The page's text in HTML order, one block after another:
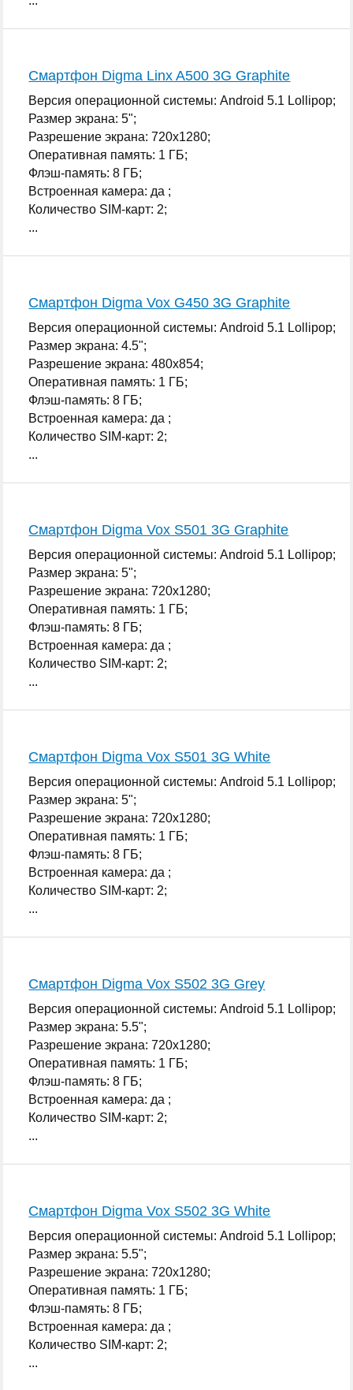
Смартфон Digma Linx A500 3G Graphite
Версия операционной системы: Android 5.1 Lollipop;
Размер экрана: 5";
Разрешение экрана: 720x1280;
Оперативная память: 1 ГБ;
Флэш-память: 8 ГБ;
Встроенная камера: да ;
Количество SIM-карт: 2;
...
Смартфон Digma Vox G450 3G Graphite
Версия операционной системы: Android 5.1 Lollipop;
Размер экрана: 4.5";
Разрешение экрана: 480x854;
Оперативная память: 1 ГБ;
Флэш-память: 8 ГБ;
Встроенная камера: да ;
Количество SIM-карт: 2;
...
Смартфон Digma Vox S501 3G Graphite
Версия операционной системы: Android 5.1 Lollipop;
Размер экрана: 5";
Разрешение экрана: 720x1280;
Оперативная память: 1 ГБ;
Флэш-память: 8 ГБ;
Встроенная камера: да ;
Количество SIM-карт: 2;
...
Смартфон Digma Vox S501 3G White
Версия операционной системы: Android 5.1 Lollipop;
Размер экрана: 5";
Разрешение экрана: 720x1280;
Оперативная память: 1 ГБ;
Флэш-память: 8 ГБ;
Встроенная камера: да ;
Количество SIM-карт: 2;
...
Смартфон Digma Vox S502 3G Grey
Версия операционной системы: Android 5.1 Lollipop;
Размер экрана: 5.5";
Разрешение экрана: 720x1280;
Оперативная память: 1 ГБ;
Флэш-память: 8 ГБ;
Встроенная камера: да ;
Количество SIM-карт: 2;
...
Смартфон Digma Vox S502 3G White
Версия операционной системы: Android 5.1 Lollipop;
Размер экрана: 5.5";
Разрешение экрана: 720x1280;
Оперативная память: 1 ГБ;
Флэш-память: 8 ГБ;
Встроенная камера: да ;
Количество SIM-карт: 2;
...